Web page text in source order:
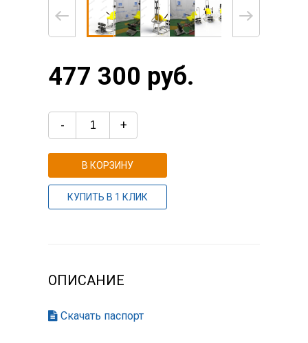
477 300 руб.
- +
В КОРЗИНУ
КУПИТЬ В 1 КЛИК
ОПИСАНИЕ
Скачать паспорт